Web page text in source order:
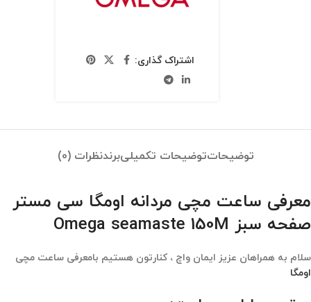
اشتراک گذاری:
توضیحاتتوضیحات تکمیلیبرندنظرات (0)
معرفی ساعت مچی مردانه اومگا سی مستر
صفحه سبز Omega seamaste 150M
سلام به همراهان عزیز ایمان واچ ، کنارتون هستیم بامعرفی ساعت مچی
اومگا